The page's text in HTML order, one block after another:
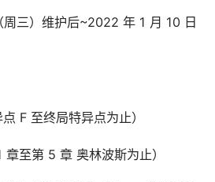
三）维护后~2022 年 1 月 10 日
F 至终局特异点为止）
至第 5 章 奥林波斯为止）